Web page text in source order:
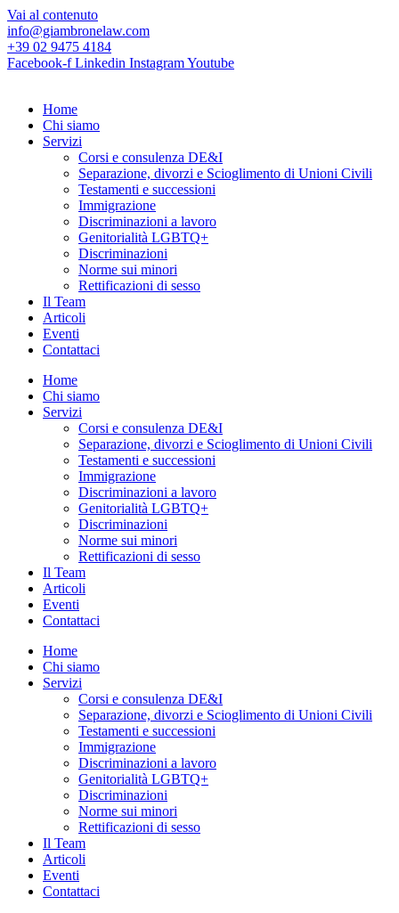
Vai al contenuto
info@giambronelaw.com
+39 02 9475 4184
Facebook-f Linkedin InstagramYoutube
Home
Chi siamo
Servizi
Corsi e consulenza DE&I
Separazione, divorzi e Scioglimento di Unioni Civili
Testamenti e successioni
Immigrazione
Discriminazioni a lavoro
Genitorialità LGBTQ+
Discriminazioni
Norme sui minori
Rettificazioni di sesso
Il Team
Articoli
Eventi
Contattaci
Home
Chi siamo
Servizi
Corsi e consulenza DE&I
Separazione, divorzi e Scioglimento di Unioni Civili
Testamenti e successioni
Immigrazione
Discriminazioni a lavoro
Genitorialità LGBTQ+
Discriminazioni
Norme sui minori
Rettificazioni di sesso
Il Team
Articoli
Eventi
Contattaci
Home
Chi siamo
Servizi
Corsi e consulenza DE&I
Separazione, divorzi e Scioglimento di Unioni Civili
Testamenti e successioni
Immigrazione
Discriminazioni a lavoro
Genitorialità LGBTQ+
Discriminazioni
Norme sui minori
Rettificazioni di sesso
Il Team
Articoli
Eventi
Contattaci